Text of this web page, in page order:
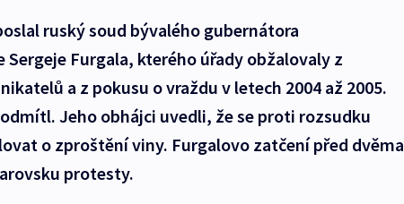
ruský soud bývalého gubernátora
Sergeje Furgala, kterého úřady obžalovaly z
a z pokusu o vraždu v letech 2004 až 2005.
Jeho obhájci uvedli, že se proti rozsudku
o zproštění viny. Furgalovo zatčení před dvěma
protesty.